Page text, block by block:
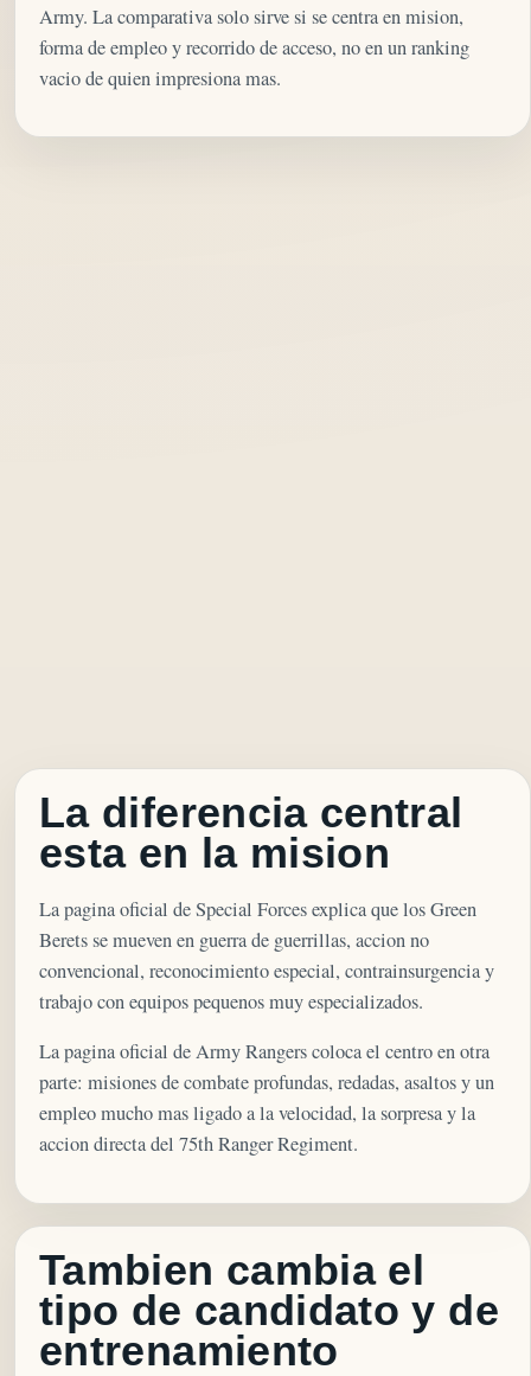
Army. La comparativa solo sirve si se centra en mision,
forma de empleo y recorrido de acceso, no en un ranking
vacio de quien impresiona mas.
La diferencia central
esta en la mision
La pagina oficial de Special Forces explica que los Green
Berets se mueven en guerra de guerrillas, accion no
convencional, reconocimiento especial, contrainsurgencia y
trabajo con equipos pequenos muy especializados.
La pagina oficial de Army Rangers coloca el centro en otra
parte: misiones de combate profundas, redadas, asaltos y un
empleo mucho mas ligado a la velocidad, la sorpresa y la
accion directa del 75th Ranger Regiment.
Tambien cambia el
tipo de candidato y de
entrenamiento